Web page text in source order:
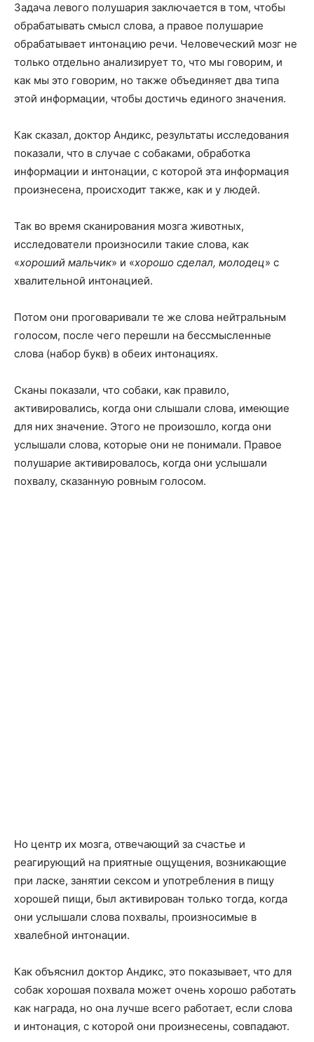
Задача левого полушария заключается в том, чтобы
обрабатывать смысл слова, а правое полушарие
обрабатывает интонацию речи. Человеческий мозг не
только отдельно анализирует то, что мы говорим, и
как мы это говорим, но также объединяет два типа
этой информации, чтобы достичь единого значения.
Как сказал, доктор Андикс, результаты исследования
показали, что в случае с собаками, обработка
информации и интонации, с которой эта информация
произнесена, происходит также, как и у людей.
Так во время сканирования мозга животных,
исследователи произносили такие слова, как
«хороший мальчик» и «хорошо сделал, молодец» с
хвалительной интонацией.
Потом они проговаривали те же слова нейтральным
голосом, после чего перешли на бессмысленные
слова (набор букв) в обеих интонациях.
Сканы показали, что собаки, как правило,
активировались, когда они слышали слова, имеющие
для них значение. Этого не произошло, когда они
услышали слова, которые они не понимали. Правое
полушарие активировалось, когда они услышали
похвалу, сказанную ровным голосом.
Но центр их мозга, отвечающий за счастье и
реагирующий на приятные ощущения, возникающие
при ласке, занятии сексом и употребления в пищу
хорошей пищи, был активирован только тогда, когда
они услышали слова похвалы, произносимые в
хвалебной интонации.
Как объяснил доктор Андикс, это показывает, что для
собак хорошая похвала может очень хорошо работать
как награда, но она лучше всего работает, если слова
и интонация, с которой они произнесены, совпадают.